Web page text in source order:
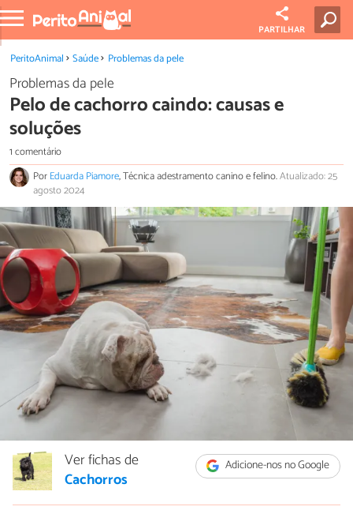
PARTILHAR
PeritoAnimal Saúde Problemas da pele
Problemas da pele
Pelo de cachorro caindo: causas e
soluções
1 comentário
PorEduarda Piamore, Técnica adestramento canino e felino.Atualizado: 25
agosto 2024
Adicione-nos no Google
Ver fichas de
Cachorros